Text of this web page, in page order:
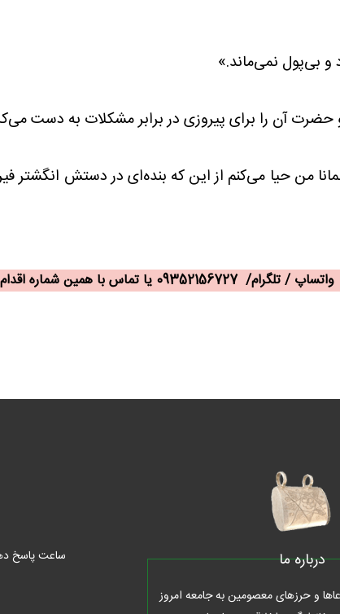
بی‌پول نمی‌ماند.»
حضرت آن را برای پیروزی در برابر مشکلات به دست
من حیا می‌کنم از این که بنده‌ای در دستش انگشتر
با همین شماره اقدام کنید
درباره ما
و حرزهای معصومین به جامعه امروز
ساعت پاسخ دهی